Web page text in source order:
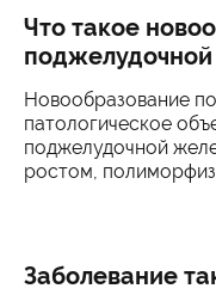
Что такое
Новообразование
патологическое
поджелудочной
ростом,
Заболевание